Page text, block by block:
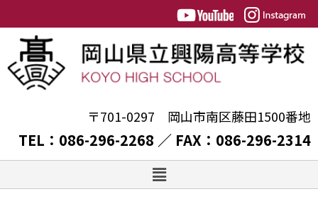
〒701-0297 岡山市南区藤田1500番地
TEL：086-296-2268 ／ FAX：086-296-2314